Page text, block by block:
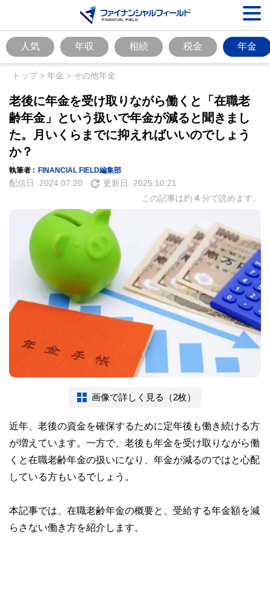
人気 年収 相続 税金 年金
トップ> 年金 > その他年金
老後に年金を受け取りながら働くと「在職老
齢年金」という扱いで年金が減ると聞きまし
た。月いくらまでに抑えればいいのでしょう
か？
執筆者 : FINANCIAL FIELD編集部
配信日: 2024.07.20 更新日: 2025.10.21
この記事は約 4 分で読めます。
画像で詳しく見る（2枚）
近年、老後の資金を確保するために定年後も働き続ける方
が増えています。一方で、老後も年金を受け取りながら働
くと在職老齢年金の扱いになり、年金が減るのではと心配
している方もいるでしょう。
本記事では、在職老齢年金の概要と、受給する年金額を減
らさない働き方を紹介します。